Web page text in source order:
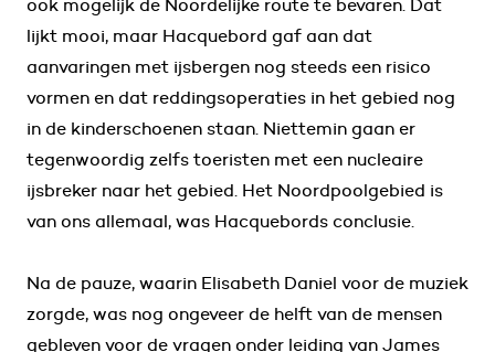
ook mogelijk de Noordelijke route te bevaren. Dat
lijkt mooi, maar Hacquebord gaf aan dat
aanvaringen met ijsbergen nog steeds een risico
vormen en dat reddingsoperaties in het gebied nog
in de kinderschoenen staan. Niettemin gaan er
tegenwoordig zelfs toeristen met een nucleaire
ijsbreker naar het gebied. Het Noordpoolgebied is
van ons allemaal, was Hacquebords conclusie.
Na de pauze, waarin Elisabeth Daniel voor de muziek
zorgde, was nog ongeveer de helft van de mensen
gebleven voor de vragen onder leiding van James